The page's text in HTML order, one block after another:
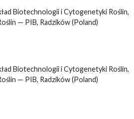
Biotechnologii i Cytogenetyki Roślin,
— PIB, Radzików(Poland)
Biotechnologii i Cytogenetyki Roślin,
— PIB, Radzików(Poland)